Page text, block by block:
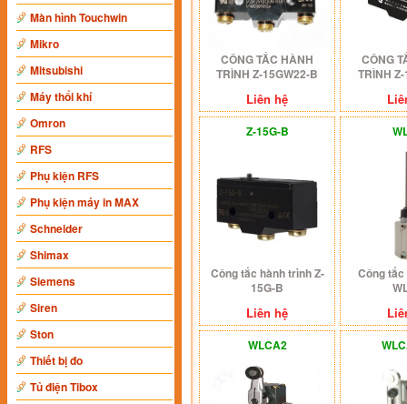
Màn hình Touchwin
Mikro
Mitsubishi
Máy thổi khí
Omron
RFS
Phụ kiện RFS
Phụ kiện máy in MAX
Schneider
Shimax
Siemens
Siren
Ston
Thiết bị đo
Tủ điện Tibox
CÔNG TẮC HÀNH
TRÌNH Z-15GW22-B
Liên hệ
CÔNG
TRÌNH
Z-15G-B
Công tắc hành trình Z-
15G-B
Liên hệ
Công
WLCA2